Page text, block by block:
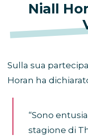
Niall
Sulla sua
Horan ha
“Sono
stagione di